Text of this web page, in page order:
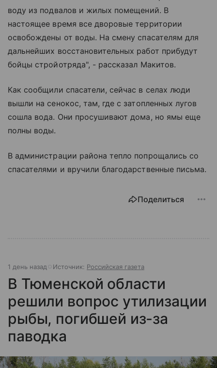
воду из подвалов и жилых помещений. В
настоящее время все дворовые территории
освобождены от воды. На смену спасателям для
дальнейших восстановительных работ прибудут
бойцы стройотряда", - рассказал Макитов.
Как сообщили спасатели, сейчас в селах люди
вышли на сенокос, там, где с затопленных лугов
сошла вода. Они просушивают дома, но ямы еще
полны воды.
В администрации района тепло попрощались со
спасателями и вручили благодарственные письма.
Поделиться
1 день назад Источник: Российская газета
В Тюменской области
решили вопрос утилизации
рыбы, погибшей из-за
паводка